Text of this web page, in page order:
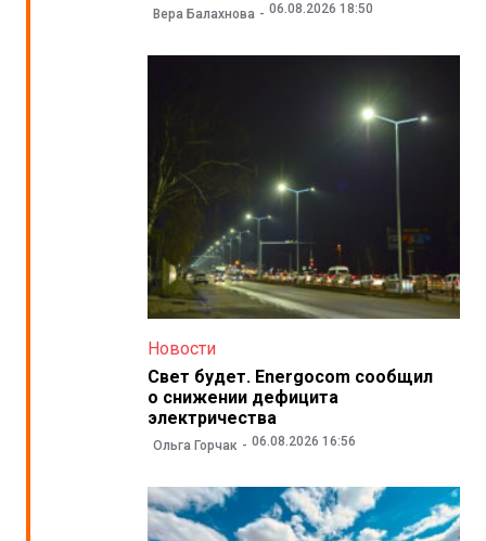
Вера Балахнова 06.08.2026 18:50
Новости
Свет будет. Energocom сообщил
о снижении дефицита
электричества
Ольга Горчак 06.08.2026 16:56